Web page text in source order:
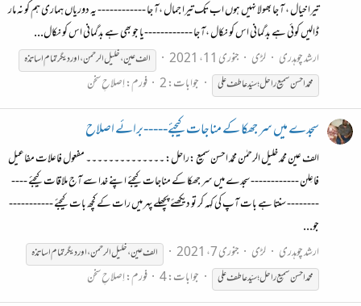
تیرا خیال ، آ جا بھولا نہیں ہوں اب تک تیرا جمال ،آ جا ------------ یہ دوریاں ہماری ہم کو نہ مار
ڈالیں کوئی ہے بدگمانی اس کو نکال ،آ جا ------------یا جو بھی ہے بدگمانی اس کو نکال...
ارشد چوہدری
لڑی جنوری 11، 2021
الف عین ، خلیل الرحمن ، اور دیگر تمام اساتذہ
محمّداحسنسمیعراحل؛سیّدعاطفعلی جوابات: 2 فورم:اِصلاحِ سخن
سجدے میں سر جھکا کے مناجات کیجئے-----برائے اصلاح
الف عین محمد خلیل الرحمٰن محمّد احسن سمیع :راحل: ۔۔۔۔۔۔۔۔۔۔۔۔۔۔ مفعول فاعلات مفاعیل
فاعِلن ------------ سجدے میں سر جھکا کے مناجات کیجئے اپنے خدا سے آج ملاقات کیجئے ----
-------- سنتا ہے بات آپ کی کہہ کر تو دیکھئے پچھلے پہر میں رات کے کچھ بات کیجئے -----------
جو...
ارشد چوہدری
لڑی جنوری 7، 2021
الف عین ، خلیل الرحمن ، اور دیگر تمام اساتذہ
محمّداحسنسمیعراحل؛سیّدعاطفعلی جوابات: 4 فورم:اِصلاحِ سخن